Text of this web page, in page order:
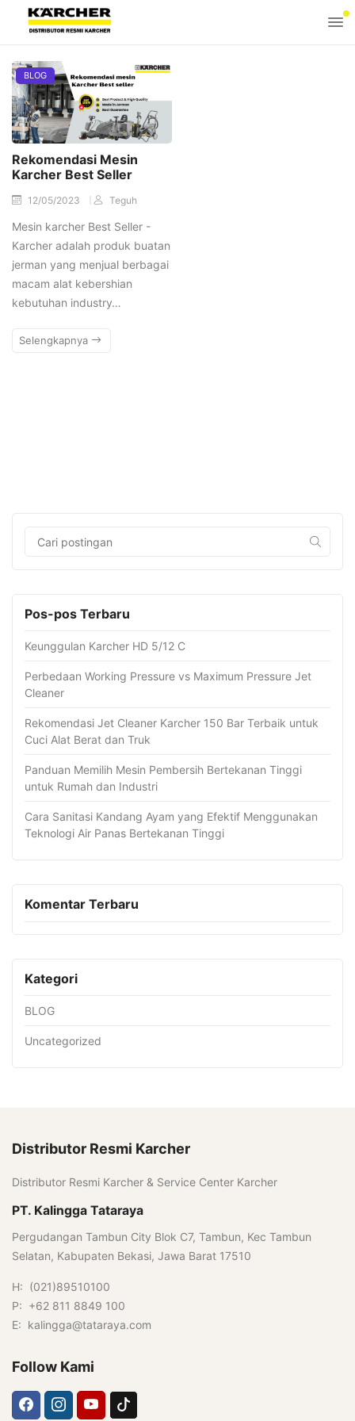
BLOG
Rekomendasi Mesin
Karcher Best Seller
12/05/2023 Teguh
Mesin karcher Best Seller -
Karcher adalah produk buatan
jerman yang menjual berbagai
macam alat kebershian
kebutuhan industry…
Selengkapnya
Pos-pos Terbaru
Keunggulan Karcher HD 5/12 C
Perbedaan Working Pressure vs Maximum Pressure Jet
Cleaner
Rekomendasi Jet Cleaner Karcher 150 Bar Terbaik untuk
Cuci Alat Berat dan Truk
Panduan Memilih Mesin Pembersih Bertekanan Tinggi
untuk Rumah dan Industri
Cara Sanitasi Kandang Ayam yang Efektif Menggunakan
Teknologi Air Panas Bertekanan Tinggi
Komentar Terbaru
Kategori
BLOG
Uncategorized
Distributor Resmi Karcher
Distributor Resmi Karcher & Service Center Karcher
PT. Kalingga Tataraya
Pergudangan Tambun City Blok C7, Tambun, Kec Tambun
Selatan, Kabupaten Bekasi, Jawa Barat 17510
H: (021)89510100
P: +62 811 8849 100
E: kalingga@tataraya.com
Follow Kami